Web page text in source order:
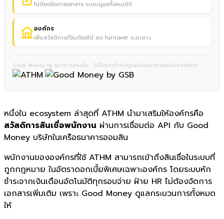
ไม่ต้องจัดการเอกสาร ระบบดูแลทั้งหมดให้
องค์กร
เพิ่มสวัสดิการที่จับต้องได้ ลด turnover ระยะยาว
Good Money by ธนาคารออมสิน · ได้รับการกำกับดูแลโดยธนาคารแห่งประเทศไทย
×
หนึ่งใน ecosystem ล่าสุดที่ ATHM นำมาเสริมให้องค์กรคือ
สวัสดิการสินเชื่อพนักงาน ผ่านการเชื่อมต่อ API กับ Good
Money บริษัทในเครือธนาคารออมสิน
พนักงานขององค์กรที่ใช้ ATHM สามารถเข้าถึงสินเชื่อในระบบที่
ถูกกฎหมาย ในอัตราดอกเบี้ยพิเศษเฉพาะองค์กร โดยระบบหัก
ชำระจากเงินเดือนอัตโนมัติทุกรอบจ่าย ฝ่าย HR ไม่ต้องจัดการ
เอกสารเพิ่มเติม เพราะ Good Money ดูแลกระบวนการทั้งหมด
ให้